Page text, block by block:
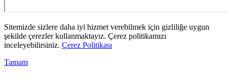
Sitemizde sizlere daha iyi hizmet verebilmek için gizliliğe uygun
şekilde çerezler kullanmaktayız. Çerez politikamızı
inceleyebilirsiniz. Çerez Politikası
Tamam